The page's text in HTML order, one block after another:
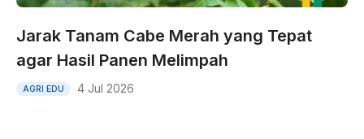
Jarak Tanam Cabe Merah yang Tepat
agar Hasil Panen Melimpah
AGRI EDU 4 Jul 2026